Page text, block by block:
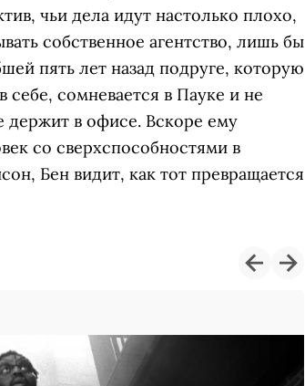
чьи дела идут настолько плохо,
собственное агентство, лишь бы
пять лет назад подруге, которую
себе, сомневается в Пауке и не
держит в офисе. Вскоре ему
со сверхспособностями в
Бен видит, как тот превращается